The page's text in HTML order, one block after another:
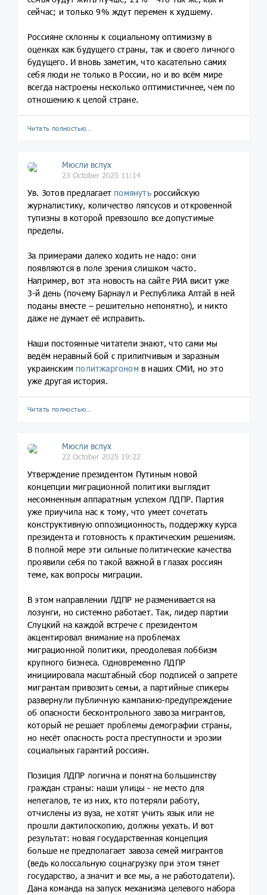
сейчас; и только 9% ждут перемен к худшему.
Россияне склонны к социальному оптимизму в
оценках как будущего страны, так и своего личного
будущего. И вновь заметим, что касательно самих
себя люди не только в России, но и во всём мире
всегда настроены несколько оптимистичнее, чем по
отношению к целой стране.
Читать полностью…
Мюсли вслух
23 October 2025 11:14
Ув. Зотов предлагает помянутьроссийскую
журналистику, количество ляпсусов и откровенной
тупизны в которой превзошло все допустимые
пределы.
За примерами далеко ходить не надо: они
появляются в поле зрения слишком часто.
Например, вот эта новость на сайте РИА висит уже
3-й день (почему Барнаул и Республика Алтай в ней
поданы вместе – решительно непонятно), и никто
даже не думает её исправить.
Наши постоянные читатели знают, что сами мы
ведём неравный бой с прилипчивым и заразным
украинским политжаргоном в наших СМИ, но это
уже другая история.
Читать полностью…
Мюсли вслух
22 October 2025 19:22
Утверждение президентом Путиным новой
концепции миграционной политики выглядит
несомненным аппаратным успехом ЛДПР. Партия
уже приучила нас к тому, что умеет сочетать
конструктивную оппозиционность, поддержку курса
президента и готовность к практическим решениям.
В полной мере эти сильные политические качества
проявили себя по такой важной в глазах россиян
теме, как вопросы миграции.
В этом направлении ЛДПР не разменивается на
лозунги, но системно работает. Так, лидер партии
Слуцкий на каждой встрече с президентом
акцентировал внимание на проблемах
миграционной политики, преодолевая лоббизм
крупного бизнеса. Одновременно ЛДПР
инициировала масштабный сбор подписей о запрете
мигрантам привозить семьи, а партийные спикеры
развернули публичную кампанию-предупреждение
об опасности бесконтрольного завоза мигрантов,
который не решает проблемы демографии страны,
но несёт опасность роста преступности и эрозии
социальных гарантий россиян.
Позиция ЛДПР логична и понятна большинству
граждан страны: наши улицы - не место для
нелегалов, те из них, кто потеряли работу,
отчислены из вуза, не хотят учить язык или не
прошли дактилоскопию, должны уехать. И вот
результат: новая государственная концепция
больше не предполагает завоза семей мигрантов
(ведь колоссальную соцнагрузку при этом тянет
государство, а значит и все мы, а не работодатели).
Дана команда на запуск механизма целевого набора